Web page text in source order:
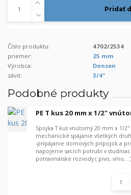
Pridať
Číslo produktu:
4702/2534
priemer:
25 mm
Výrobca:
Donsen
závit:
3/4"
Podobné produkty
PE T kus 20 mm x 1/2"
Spojka T kus vnútorný 20 mm x 1/
mechanické spájanie všetkých
-pripájanie domových prípojok a
napojenie sacích potrubí v
potravinárske rozvody ( pivo, víno,